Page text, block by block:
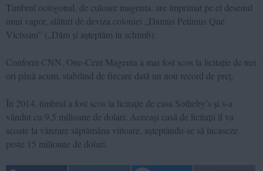
Timbrul octogonal, de culoare magenta, are imprimat pe el desenul
unui vapor, alături de deviza coloniei „Damus Petimus Que
Vicissim” („Dăm și așteptăm în schimb).
Conform CNN, One-Cent Magenta a mai fost scos la licitație de trei
ori până acum, stabilind de fiecare dată un nou record de preț.
În 2014, timbrul a fost scos la licitație de casa Sotheby’s și s-a
vândut cu 9,5 milioane de dolari. Aceeași casă de licitații îl va
scoate la vânzare săptămâna viitoare, așteptându-se să încaseze
peste 15 milioane de dolari.